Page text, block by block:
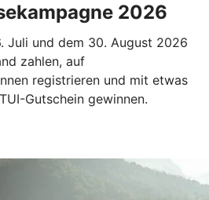
2026
Juli und dem 30. August 2026
zahlen, auf
registrieren und mit etwas
Gutschein gewinnen.